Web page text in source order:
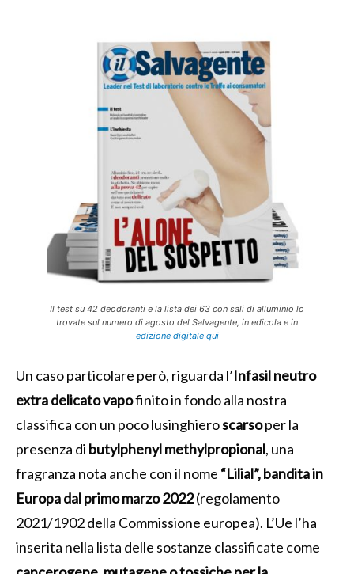
Il test su 42 deodoranti e la lista dei 63 con sali di alluminio lo
trovate sul numero di agosto del Salvagente, in edicola e in
edizione digitale qui
Un caso particolare però, riguarda l’Infasil neutro
extra delicato vapofinito in fondo alla nostra
classifica con un poco lusinghieroscarsoper la
presenza di butylphenyl methylpropional, una
fragranza nota anche con il nome “Lilial”,bandita in
Europa dal primo marzo 2022(regolamento
2021/1902 della Commissione europea). L’Ue l’ha
inserita nella lista delle sostanze classificate come